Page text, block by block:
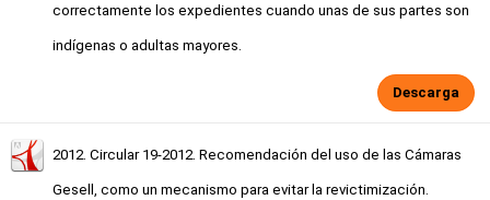
correctamente los expedientes cuando unas de sus partes son
indígenas o adultas mayores.
Descarga
2012. Circular 19-2012. Recomendación del uso de las Cámaras
Gesell, como un mecanismo para evitar la revictimización.